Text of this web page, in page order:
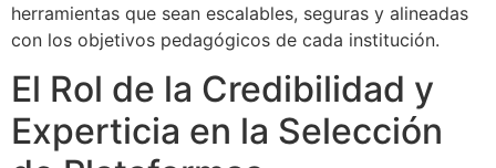
herramientas que sean escalables, seguras y alineadas
con los objetivos pedagógicos de cada institución.
El Rol de la Credibilidad y
Experticia en la Selección